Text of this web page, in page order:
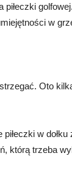
w
Oto
w
którą trzeba